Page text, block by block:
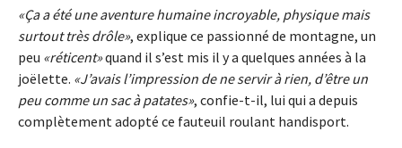
Ça a été une aventure humaine incroyable, physique mais
surtout très drôle , explique ce passionné de montagne, un
peu réticent quand il s’est mis il y a quelques années à la
joëlette. J’avais l’impression de ne servir à rien, d’être un
peu comme un sac à patates , confie-t-il, lui qui a depuis
complètement adopté ce fauteuil roulant handisport.